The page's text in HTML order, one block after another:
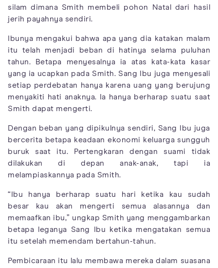
silam dimana Smith membeli pohon Natal dari hasil
jerih payahnya sendiri.
Ibunya mengakui bahwa apa yang dia katakan malam
itu telah menjadi beban di hatinya selama puluhan
tahun. Betapa menyesalnya ia atas kata-kata kasar
yang ia ucapkan pada Smith. Sang Ibu juga menyesali
setiap perdebatan hanya karena uang yang berujung
menyakiti hati anaknya. Ia hanya berharap suatu saat
Smith dapat mengerti.
Dengan beban yang dipikulnya sendiri, Sang Ibu juga
bercerita betapa keadaan ekonomi keluarga sungguh
buruk saat itu. Pertengkaran dengan suami tidak
dilakukan di depan anak-anak, tapi ia
melampiaskannya pada Smith.
“Ibu hanya berharap suatu hari ketika kau sudah
besar kau akan mengerti semua alasannya dan
memaafkan ibu,” ungkap Smith yang menggambarkan
betapa leganya Sang Ibu ketika mengatakan semua
itu setelah memendam bertahun-tahun.
Pembicaraan itu lalu membawa mereka dalam suasana